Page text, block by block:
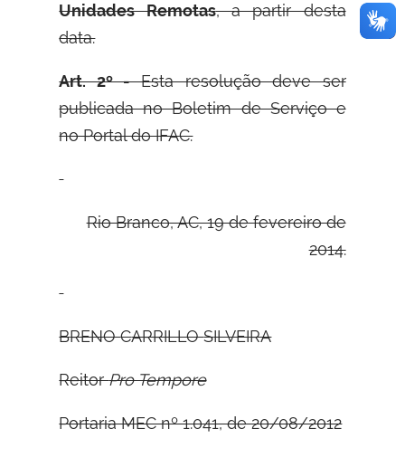
Unidades Remotas, a partir desta
data.
Art. 2º -Esta resolução deve ser
publicada no Boletim de Serviço e
no Portal do IFAC.
Rio Branco, AC, 19 de fevereiro de
2014.
BRENOCARRILLOSILVEIRA
ReitorPro Tempore
Portaria MEC nº 1.041, de 20/08/2012